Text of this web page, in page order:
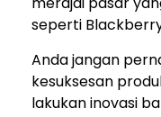
seperti
Anda jangan
kesuksesan
lakukan inovasi